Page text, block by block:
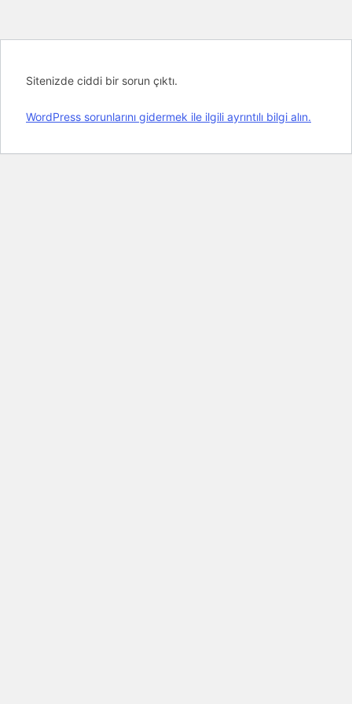
Sitenizde ciddi bir sorun çıktı.
WordPress sorunlarını gidermek ile ilgili ayrıntılı bilgi alın.